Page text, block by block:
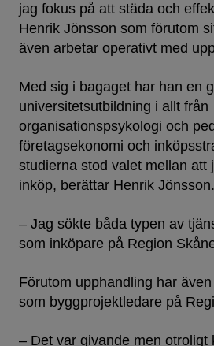
jag fokus på att städa och
Henrik Jönsson som förutom
även arbetar operativt med
Med sig i bagaget har han en
universitetsutbildning i allt från
organisationspsykologi och
företagsekonomi och
studierna stod valet mellan att
inköp, berättar Henrik Jönsson.
– Jag sökte båda typen av
som inköpare på Region
Förutom upphandling har
som byggprojektledare på
– Det var givande men otroligt